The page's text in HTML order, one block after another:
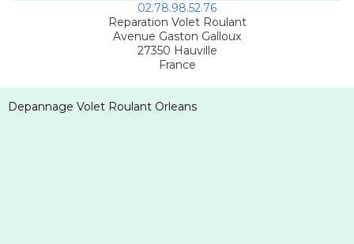
02.78.98.52.76
Reparation Volet Roulant
Avenue Gaston Galloux
27350 Hauville
France
Depannage Volet Roulant Orleans